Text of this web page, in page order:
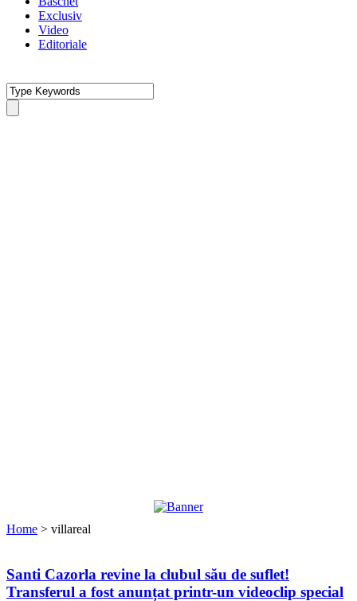
Exclusiv
Video
Editoriale
Home > villareal
Santi Cazorla revine la clubul său de suflet!
Transferul a fost anunțat printr-un videoclip special